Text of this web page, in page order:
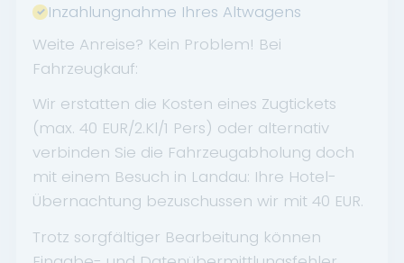
Inzahlungnahme Ihres Altwagens
Weite Anreise? Kein Problem! Bei
Fahrzeugkauf:
Wir erstatten die Kosten eines Zugtickets
(max. 40 EUR/2.Kl/1 Pers) oder alternativ
verbinden Sie die Fahrzeugabholung doch
mit einem Besuch in Landau: Ihre Hotel-
Übernachtung bezuschussen wir mit 40 EUR.
Trotz sorgfältiger Bearbeitung können